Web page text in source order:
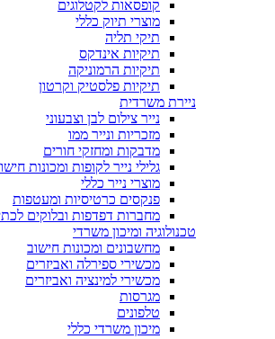
קופסאות לקטלוגים
מוצרי תיוק כללי
תיקי תליה
תיקיות אינדקס
תיקיות הרמוניקה
תיקיות פלסטיק וקרטון
ניירת משרדית
נייר צילום לבן וצבעוני
מזכריות ונייר ממו
מדבקות ומחזקי חורים
גלילי נייר לקופות ומכונות
מוצרי נייר כללי
פנקסים כרטיסיות ומעטפות
מחברות דפדפות ובלוקים
טכנולוגיה ומיכון משרדי
מחשבונים ומכונות חישוב
מכשירי ספירלה ואביזרים
מכשירי למינציה ואביזרים
מגרסות
טלפונים
מיכון משרדי כללי